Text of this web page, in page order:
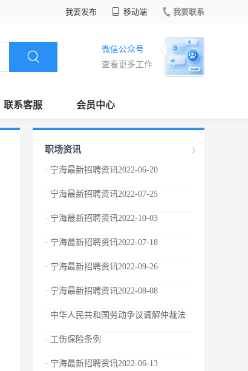
我要发布 移动端 我要联系
微信公众号
查看更多工作
联系客服 会员中心
职场资讯
· 宁海最新招聘资讯2022-06-20
· 宁海最新招聘资讯2022-07-25
· 宁海最新招聘资讯2022-10-03
· 宁海最新招聘资讯2022-07-18
· 宁海最新招聘资讯2022-09-26
· 宁海最新招聘资讯2022-08-08
· 中华人民共和国劳动争议调解仲裁法
· 工伤保险条例
· 宁海最新招聘资讯2022-06-13